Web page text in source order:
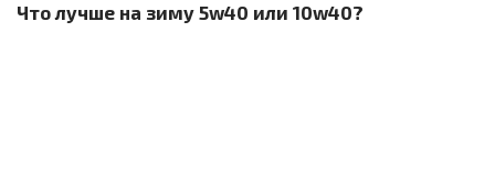
Что лучше на зиму 5w40 или 10w40?